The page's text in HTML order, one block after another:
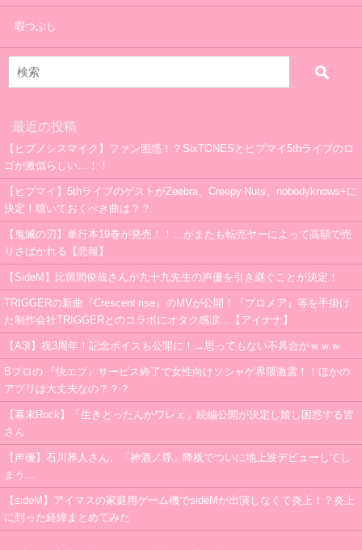
暇つぶし
最近の投稿
【ヒプノシスマイク】ファン困惑！？SixTONESとヒプマイ5thライブのロ
ゴが激似らしい…！！
【ヒプマイ】5thライブのゲストがZeebra、Creepy Nuts、nobodyknows+に
決定！聴いておくべき曲は？？
【鬼滅の刃】単行本19巻が発売！！…がまたも転売ヤーによって高額で売
りさばかれる【悲報】
【SideM】比留間俊哉さんが九十九先生の声優を引き継ぐことが決定！
TRIGGERの新曲『Crescent rise』のMVが公開！『プロメア』等を手掛け
た制作会社TRIGGERとのコラボにオタク感涙…【アイナナ】
【A3!】祝3周年！記念ボイスも公開に！→思ってもない不具合がｗｗｗ
Bプロの 『快エブ』サービス終了で女性向けソシャゲ界隈激震！！ほかの
アプリは大丈夫なの？？？
【幕末Rock】「生きとったんかワレェ」続編公開が決定し嬉し困惑する皆
さん
【声優】石川界人さん、「神酒ノ尊」降板でついに地上波デビューしてし
まう…
【sideM】アイマスの家庭用ゲーム機でsideMが出演しなくて炎上！？炎上
に到った経緯まとめてみた